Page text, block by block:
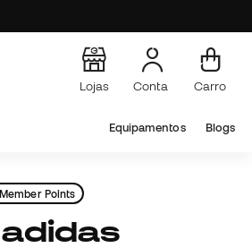
Lojas Conta Carro
Equipamentos Blogs
Member Points